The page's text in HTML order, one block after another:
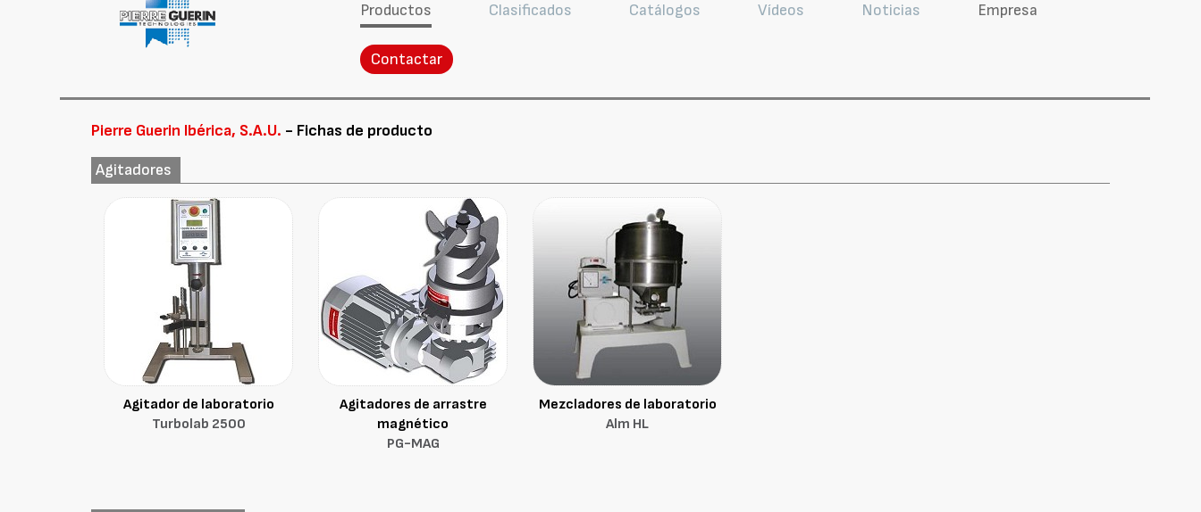
Productos Clasificados Catálogos Vídeos Noticias Empresa
Contactar
Pierre Guerin Ibérica, S.A.U. - Fichas de producto
Agitadores
Agitador de laboratorio
Turbolab 2500
Agitadores de arrastre
magnético
PG-MAG
Mezcladores de laboratorio
Alm HL